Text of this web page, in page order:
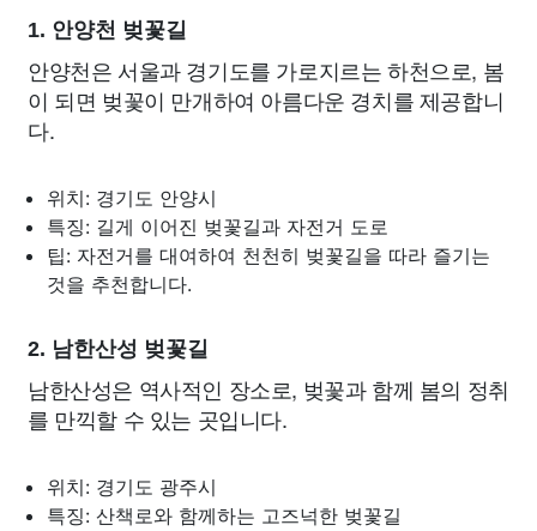
1. 안양천 벚꽃길
안양천은 서울과 경기도를 가로지르는 하천으로, 봄
이 되면 벚꽃이 만개하여 아름다운 경치를 제공합니
다.
위치: 경기도 안양시
특징: 길게 이어진 벚꽃길과 자전거 도로
팁: 자전거를 대여하여 천천히 벚꽃길을 따라 즐기는
것을 추천합니다.
2. 남한산성 벚꽃길
남한산성은 역사적인 장소로, 벚꽃과 함께 봄의 정취
를 만끽할 수 있는 곳입니다.
위치: 경기도 광주시
특징: 산책로와 함께하는 고즈넉한 벚꽃길